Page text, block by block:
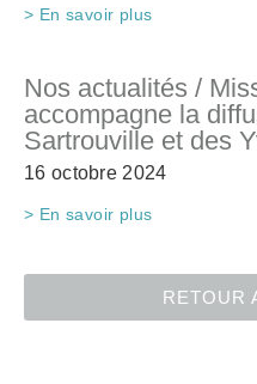
> En savoir plus
Nos actualités /
accompagne la
Sartrouville et des
16 octobre 2024
> En savoir plus
RETOUR